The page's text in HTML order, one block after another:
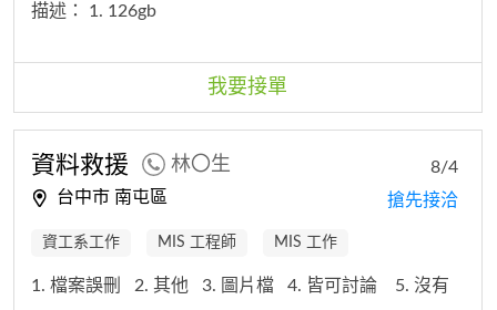
描述： 1. 126gb
我要接單
資料救援 林〇生
台中市 南屯區
8/4
搶先接洽
資工系工作 MIS 工程師 MIS 工作
1. 檔案誤刪 2. 其他 3. 圖片檔 4. 皆可討論
5. 沒有